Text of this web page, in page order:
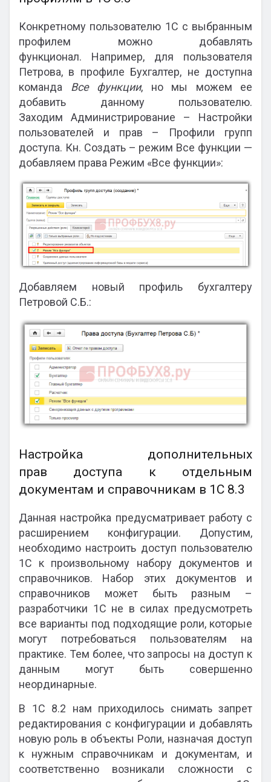
Конкретному пользователю 1С с выбранным
профилем можно добавлять
функционал. Например, для пользователя
Петрова, в профиле Бухгалтер, не доступна
команда Все функции, но мы можем ее
добавить данному пользователю.
Заходим Администрирование – Настройки
пользователей и прав – Профили групп
доступа. Кн. Создать – режим Все функции —
добавляем права Режим «Все функции»:
Добавляем новый профиль бухгалтеру
Петровой С.Б.:
Настройка дополнительных
прав доступа к отдельным
документам и справочникам в 1С 8.3
Данная настройка предусматривает работу с
расширением конфигурации. Допустим,
необходимо настроить доступ пользователю
1С к произвольному набору документов и
справочников. Набор этих документов и
справочников может быть разным –
разработчики 1С не в силах предусмотреть
все варианты под подходящие роли, которые
могут потребоваться пользователям на
практике. Тем более, что запросы на доступ к
данным могут быть совершенно
неординарные.
В 1С 8.2 нам приходилось снимать запрет
редактирования с конфигурации и добавлять
новую роль в объекты Роли, назначая доступ
к нужным справочникам и документам, и
соответственно возникали сложности с